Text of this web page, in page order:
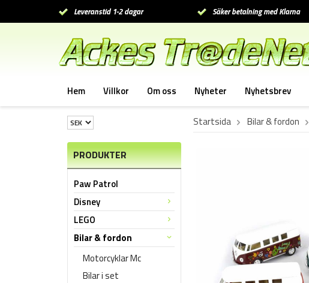
Leveranstid 1-2 dagar Säker betalning med Klarna
Hem Villkor Om oss Nyheter Nyhetsbrev
PRODUKTER
Paw Patrol
Disney
LEGO
Bilar & fordon
Motorcyklar Mc
Bilar i set
Startsida Bilar & fordon